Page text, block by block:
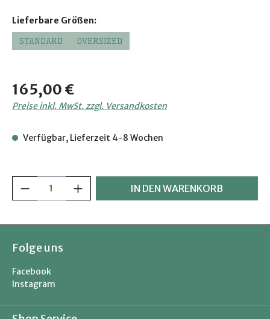
Regulärer Preis:
165,00 €
Preise inkl. MwSt. zzgl. Versandkosten
Verfügbar, Lieferzeit 4-8 Wochen
Lieferbare Größen:auswählen
STANDARD
OVERSIZED
Produkt Anzahl: Gib den gewünschten
IN DEN WARENKORB
Folge uns
Facebook
Instagram